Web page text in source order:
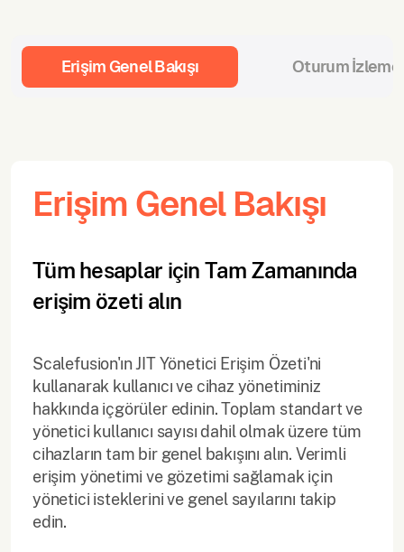
Erişim Genel Bakışı Oturum İzleme
Erişim Genel Bakışı
Tüm hesaplar için Tam Zamanında
erişim özeti alın
Scalefusion'ın JIT Yönetici Erişim Özeti'ni
kullanarak kullanıcı ve cihaz yönetiminiz
hakkında içgörüler edinin. Toplam standart ve
yönetici kullanıcı sayısı dahil olmak üzere tüm
cihazların tam bir genel bakışını alın. Verimli
erişim yönetimi ve gözetimi sağlamak için
yönetici isteklerini ve genel sayılarını takip
edin.